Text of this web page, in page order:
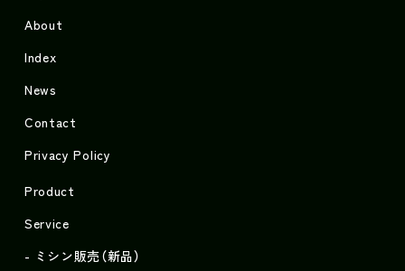
About
Index
News
Contact
Privacy Policy
Product
Service
ミシン販売（新品）